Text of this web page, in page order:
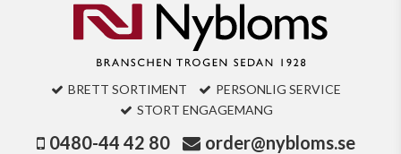
BRETT SORTIMENT
PERSONLIG SERVICE
STORT ENGAGEMANG
0480-44 42 80 order@nybloms.se